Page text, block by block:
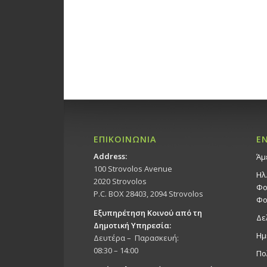
ΕΠΙΚΟΙΝΩΝΙΑ
Address:
100 Strovolos Avenue
2020 Strovolos
P.C. BOX 28403, 2094 Strovolos
Εξυπηρέτηση Κοινού από τη
Δημοτική Υπηρεσία:
Δευτέρα – Παρασκευή:
08:30 – 14:00